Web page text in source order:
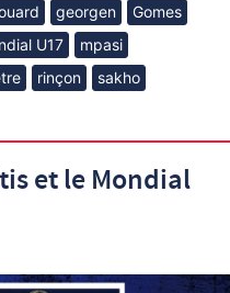
georgen
Gomes
U17
mpasi
rinçon
sakho
et le Mondial